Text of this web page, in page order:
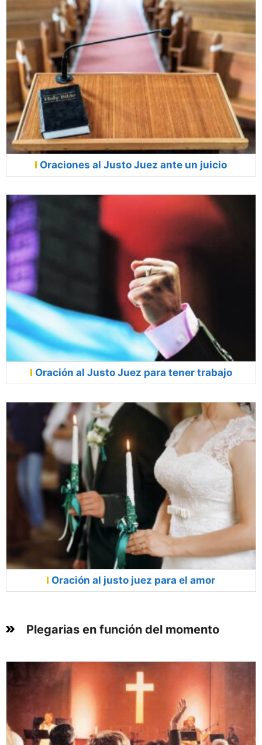
Oraciones al Justo Juez ante un juicio
Oración al Justo Juez para tener trabajo
Oración al justo juez para el amor
Plegarias en función del momento